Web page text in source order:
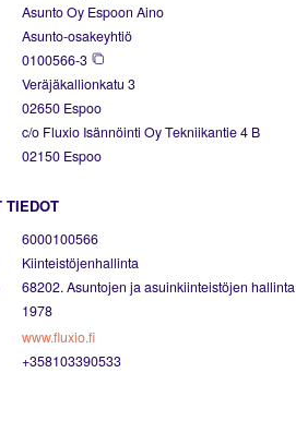
Asunto Oy Espoon Aino
Asunto-osakeyhtiö
0100566-3
Veräjäkallionkatu 3
02650 Espoo
c/o Fluxio Isännöinti Oy Tekniikantie 4 B
02150 Espoo
TIEDOT
6000100566
Kiinteistöjenhallinta
68202. Asuntojen ja asuinkiinteistöjen hallinta
1978
www.fluxio.fi
+358103390533